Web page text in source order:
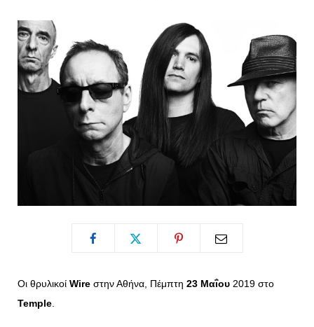
k e
r
m
e
s
t
Οι θρυλικοί Wire στην Αθήνα, Πέμπτη 23 Μαΐου 2019 στο
Temple.